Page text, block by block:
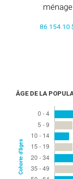
ménage
86 154.10
ÂGE DE LA